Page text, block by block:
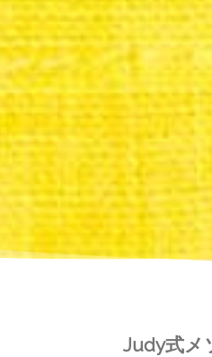
Judy式メ